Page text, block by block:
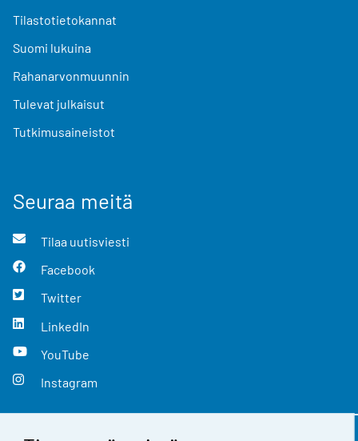
Tilastotietokannat
Suomi lukuina
Rahanarvonmuunnin
Tulevat julkaisut
Tutkimusaineistot
Seuraa meitä
Tilaa uutisviesti
Facebook
Twitter
LinkedIn
YouTube
Instagram